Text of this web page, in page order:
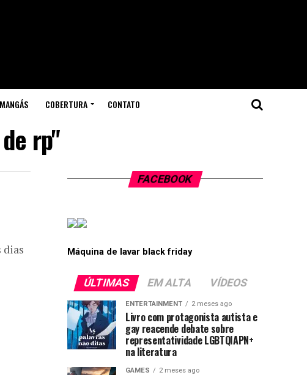
COBERTURA CONTATO
rp"
dias
FACEBOOK
Máquina de lavar black friday
ÚLTIMAS EM ALTA VÍDEOS
ENTERTAINMENT 2 meses ago
Livro com protagonista autista e
gay reacende debate sobre
representatividade LGBTQIAPN+
na literatura
GAMES 2 meses ago